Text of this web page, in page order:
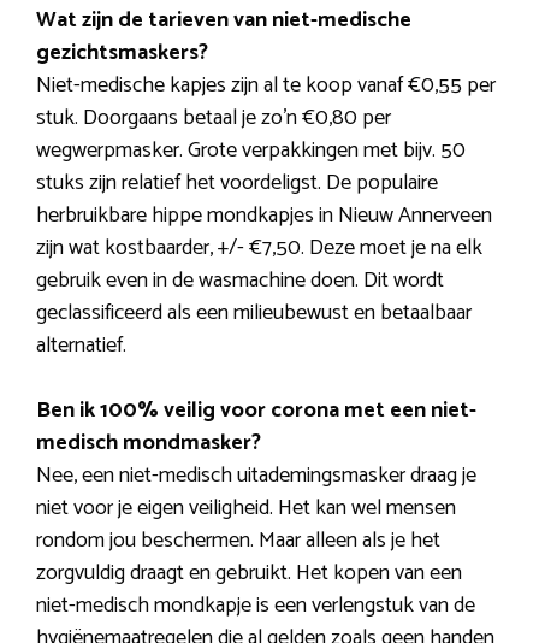
Wat zijn de tarieven van niet-medische
gezichtsmaskers?
Niet-medische kapjes zijn al te koop vanaf €0,55 per
stuk. Doorgaans betaal je zo’n €0,80 per
wegwerpmasker. Grote verpakkingen met bijv. 50
stuks zijn relatief het voordeligst. De populaire
herbruikbare hippe mondkapjes in Nieuw Annerveen
zijn wat kostbaarder, +/- €7,50. Deze moet je na elk
gebruik even in de wasmachine doen. Dit wordt
geclassificeerd als een milieubewust en betaalbaar
alternatief.
Ben ik 100% veilig voor corona met een niet-
medisch mondmasker?
Nee, een niet-medisch uitademingsmasker draag je
niet voor je eigen veiligheid. Het kan wel mensen
rondom jou beschermen. Maar alleen als je het
zorgvuldig draagt en gebruikt. Het kopen van een
niet-medisch mondkapje is een verlengstuk van de